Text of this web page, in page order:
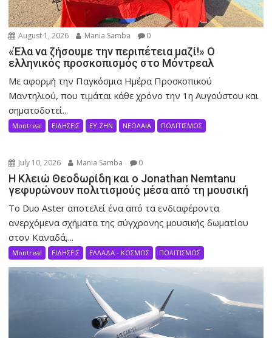
August 1, 2026 Mania Samba 0
«Έλα να ζήσουμε την περιπέτεια μαζί!» Ο
ελληνικός προσκοπισμός στο Μόντρεαλ
Με αφορμή την Παγκόσμια Ημέρα Προσκοπικού
Μαντηλιού, που τιμάται κάθε χρόνο την 1η Αυγούστου και
σηματοδοτεί...
Montreal ΕΙΔΗΣΕΙΣ ΕΥ ΖΗΝ ΝΕΟΛΑΙΑ ΠΟΛΙΤΙΣΜΟΣ
July 10, 2026 Mania Samba 0
Η Κλειώ Θεοδωρίδη και ο Jonathan Nemtanu
γεφυρώνουν πολιτισμούς μέσα από τη μουσική
Το Duo Aster αποτελεί ένα από τα ενδιαφέροντα
ανερχόμενα σχήματα της σύγχρονης μουσικής δωματίου
στον Καναδά,...
Montreal ΕΙΔΗΣΕΙΣ ΕΛΛΑΔΑ - ΚΟΣΜΟΣ ΠΟΛΙΤΙΣΜΟΣ